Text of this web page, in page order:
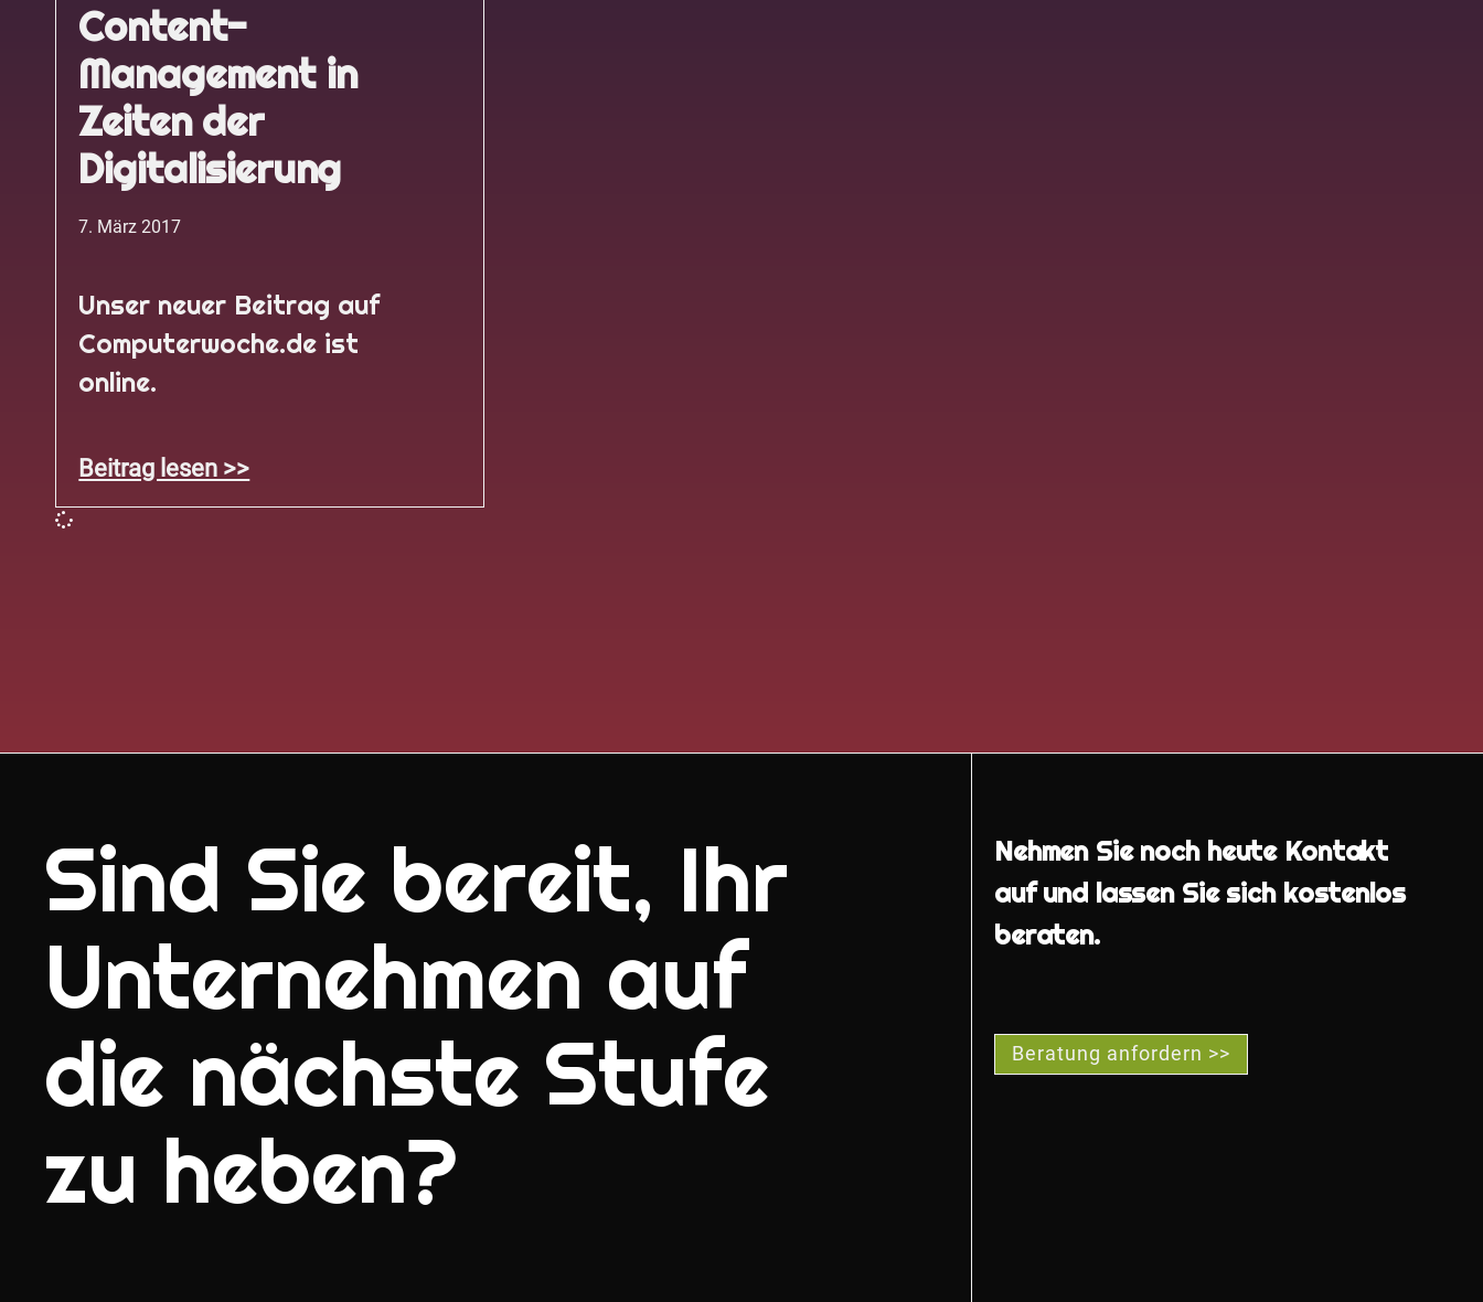
Content-
Management in
Zeiten der
Digitalisierung
7. März 2017
Unser neuer Beitrag auf
Computerwoche.de ist
online.
Beitrag lesen >>
Sind Sie bereit, Ihr
Unternehmen auf
die nächste Stufe
zu heben?
Nehmen Sie noch heute Kontakt
auf und lassen Sie sich kostenlos
beraten.
Beratung anfordern >>